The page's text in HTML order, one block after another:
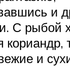
и
С рыбой
кориандр,
и